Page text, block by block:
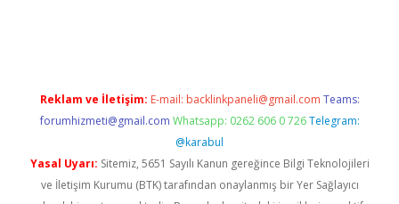
Reklam ve İletişim: E-mail: backlinkpaneli@gmail.com Teams:
forumhizmeti@gmail.com Whatsapp: 0262 606 0 726 Telegram:
@karabul
Yasal Uyarı: Sitemiz, 5651 Sayılı Kanun gereğince Bilgi Teknolojileri
ve İletişim Kurumu (BTK) tarafından onaylanmış bir Yer Sağlayıcı